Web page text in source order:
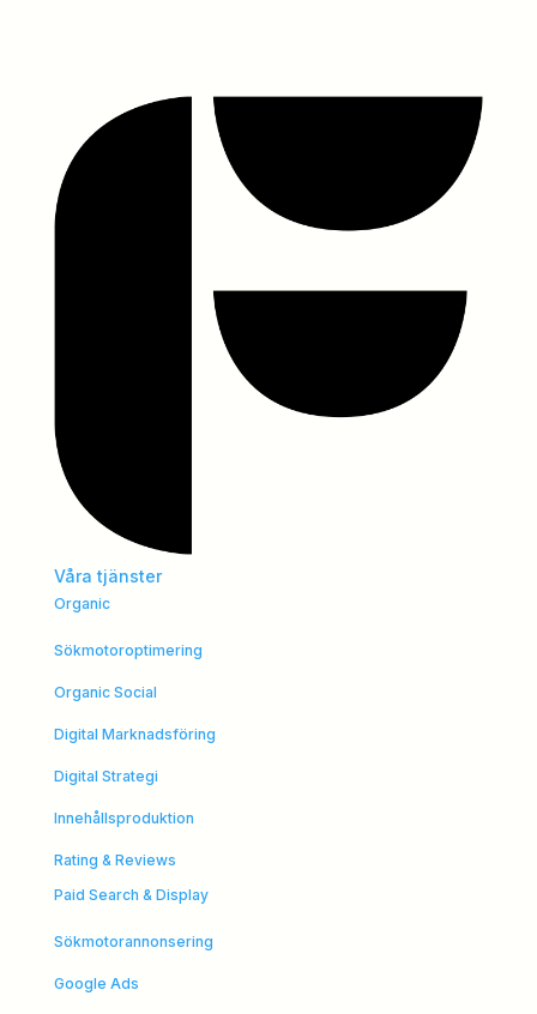
Våra tjänster
Organic
Sökmotoroptimering
Organic Social
Digital Marknadsföring
Digital Strategi
Innehållsproduktion
Rating & Reviews
Paid Search & Display
Sökmotorannonsering
Google Ads